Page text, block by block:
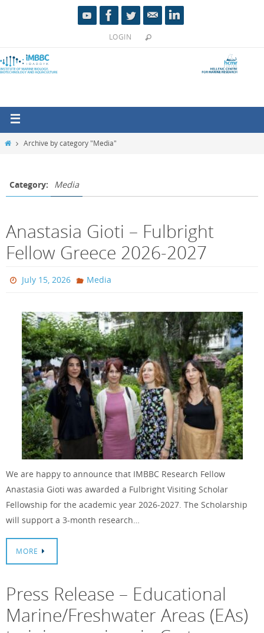
LOGIN
Archive by category "Media"
Category: Media
Anastasia Gioti – Fulbright
Fellow Greece 2026-2027
July 15, 2026 Media
We are happy to announce that IMBBC Research Fellow
Anastasia Gioti was awarded a Fulbright Visiting Scholar
Fellowship for the academic year 2026-2027. The Scholarship
will support a 3-month research…
MORE
Press Release – Educational
Marine/Freshwater Areas (EAs)